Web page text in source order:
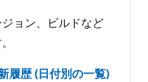
ョン、ビルドなど
履歴 (日付別の一覧)